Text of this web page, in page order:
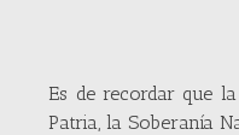
Es de recordar que
Patria, la Soberanía